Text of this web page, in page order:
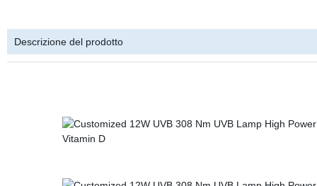
Descrizione del prodotto